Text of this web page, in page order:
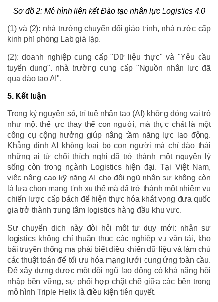
Sơ đồ 2: Mô hình liên kết Đào tạo nhân lực Logistics 4.0
(1) và (2): nhà trường chuyển đổi giáo trình, nhà nước cấp
kinh phí phòng Lab giả lập.
(2): doanh nghiệp cung cấp "Dữ liệu thực" và "Yêu cầu
tuyển dụng", nhà trường cung cấp "Nguồn nhân lực đã
qua đào tạo AI".
5. Kết luận
Trong kỷ nguyên số, trí tuệ nhân tạo (AI) không đóng vai trò
như một thế lực thay thế con người, mà thực chất là một
công cụ cộng hưởng giúp nâng tầm năng lực lao động.
Khẳng định AI không loại bỏ con người mà chỉ đào thải
những ai từ chối thích nghi đã trở thành một nguyên lý
sống còn trong ngành Logistics hiện đại. Tại Việt Nam,
việc nâng cao kỹ năng AI cho đội ngũ nhân sự không còn
là lựa chọn mang tính xu thế mà đã trở thành một nhiệm vụ
chiến lược cấp bách để hiện thực hóa khát vọng đưa quốc
gia trở thành trung tâm logistics hàng đầu khu vực.
Sự chuyển dịch này đòi hỏi một tư duy mới: nhân sự
logistics không chỉ thuần thục các nghiệp vụ vận tải, kho
bãi truyền thống mà phải biết điều khiển dữ liệu và làm chủ
các thuật toán để tối ưu hóa mạng lưới cung ứng toàn cầu.
Để xây dựng được một đội ngũ lao động có khả năng hội
nhập bền vững, sự phối hợp chặt chẽ giữa các bên trong
mô hình Triple Helix là điều kiện tiên quyết.